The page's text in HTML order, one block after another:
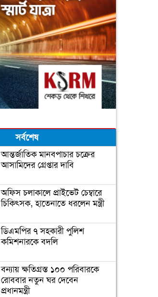
সর্বশেষ
আন্তর্জাতিক মানবপাচার চক্রের
আসামিদের গ্রেপ্তার দাবি
অফিস চলাকালে প্রাইভেট চেম্বারে
চিকিৎসক, হাতেনাতে ধরলেন মন্ত্রী
ডিএমপির ৭ সহকারী পুলিশ
কমিশনারকে বদলি
বন্যায় ক্ষতিগ্রস্ত ১০০ পরিবারকে
রোববার নতুন ঘর দেবেন
প্রধানমন্ত্রী